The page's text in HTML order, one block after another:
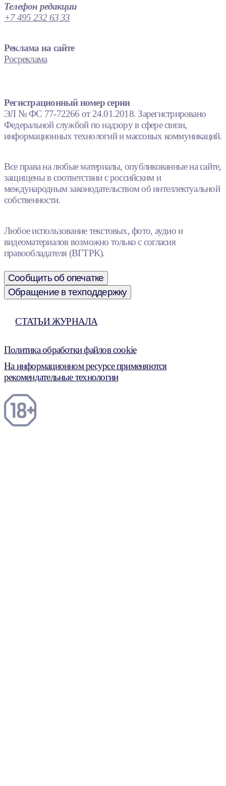
Телефон редакции
+7 495 232 63 33
Реклама на сайте
Росреклама
Регистрационный номер серии
ЭЛ № ФС 77-72266 от 24.01.2018. Зарегистрировано
Федеральной службой по надзору в сфере связи,
информационных технологий и массовых коммуникаций.
Все права на любые материалы, опубликованные на сайте,
защищены в соответствии с российским и
международным законодательством об интеллектуальной
собственности.
Любое использование текстовых, фото, аудио и
видеоматериалов возможно только с согласия
правообладателя (ВГТРК).
Сообщить об опечатке
Обращение в техподдержку
СТАТЬИ ЖУРНАЛА
Политика обработки файлов cookie
На информационном ресурсе применяются
рекомендательные технологии